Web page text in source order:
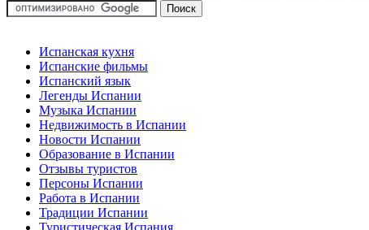
Испанская кухня
Испанские фильмы
Испанский язык
Легенды Испании
Музыка Испании
Недвижимость в Испании
Новости Испании
Образование в Испании
Отзывы туристов
Персоны Испании
Работа в Испании
Традиции Испании
Туристическая Испания